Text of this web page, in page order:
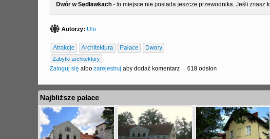
Dwór w Sędławkach - to miejsce nie posiada jeszcze przewodnika. Jeśli znasz
Autorzy: Ufo
Atrakcje Architektura Pałace Dwory
Zabytki architektury
Zaloguj się albo zarejestruj aby dodać komentarz 618 odsłon
Najbliższe pałace